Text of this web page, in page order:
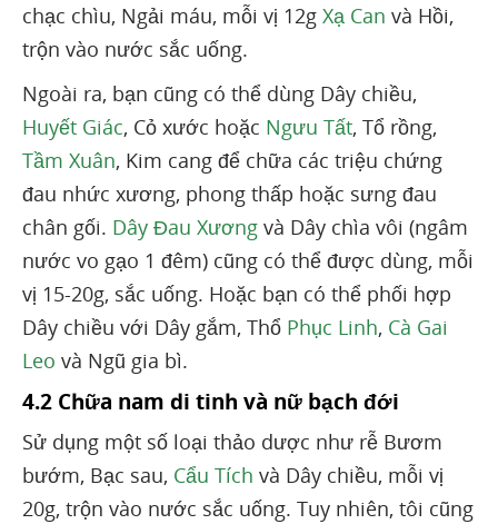
chạc chìu, Ngải máu, mỗi vị 12g Xạ Can và Hồi,
trộn vào nước sắc uống.
Ngoài ra, bạn cũng có thể dùng Dây chiều,
Huyết Giác, Cỏ xước hoặc Ngưu Tất, Tổ rồng,
Tầm Xuân, Kim cang để chữa các triệu chứng
đau nhức xương, phong thấp hoặc sưng đau
chân gối. Dây Đau Xương và Dây chìa vôi (ngâm
nước vo gạo 1 đêm) cũng có thể được dùng, mỗi
vị 15-20g, sắc uống. Hoặc bạn có thể phối hợp
Dây chiều với Dây gắm, Thổ Phục Linh, Cà Gai
Leo và Ngũ gia bì.
4.2 Chữa nam di tinh và nữ bạch đới
Sử dụng một số loại thảo dược như rễ Bươm
bướm, Bạc sau, Cẩu Tích và Dây chiều, mỗi vị
20g, trộn vào nước sắc uống. Tuy nhiên, tôi cũng